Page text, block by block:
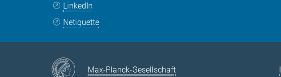
LinkedIn
Netiquette
Max-Planck-Gesellschaft